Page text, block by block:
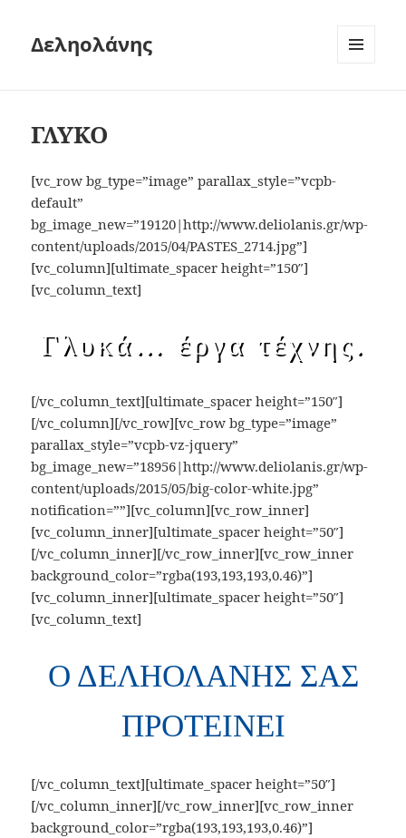
Δεληολάνης
ΓΛΥΚΟ
[vc_row bg_type=”image” parallax_style=”vcpb-
default”
bg_image_new=”19120|http://www.deliolanis.gr/wp-
content/uploads/2015/04/PASTES_2714.jpg”]
[vc_column][ultimate_spacer height=”150″]
[vc_column_text]
Γλυκά… έργα τέχνης.
[/vc_column_text][ultimate_spacer height=”150″]
[/vc_column][/vc_row][vc_row bg_type=”image”
parallax_style=”vcpb-vz-jquery”
bg_image_new=”18956|http://www.deliolanis.gr/wp-
content/uploads/2015/05/big-color-white.jpg”
notification=””][vc_column][vc_row_inner]
[vc_column_inner][ultimate_spacer height=”50″]
[/vc_column_inner][/vc_row_inner][vc_row_inner
background_color=”rgba(193,193,193,0.46)”]
[vc_column_inner][ultimate_spacer height=”50″]
[vc_column_text]
Ο ΔΕΛΗΟΛΑΝΗΣ ΣΑΣ
ΠΡΟΤΕΙΝΕΙ
[/vc_column_text][ultimate_spacer height=”50″]
[/vc_column_inner][/vc_row_inner][vc_row_inner
background_color=”rgba(193,193,193,0.46)”]